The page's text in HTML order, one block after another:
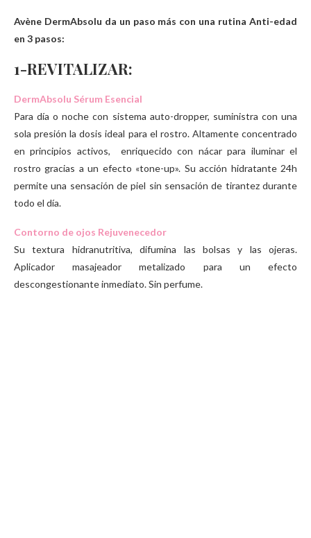
Avène DermAbsolu da un paso más con una rutina Anti-edad
en 3 pasos:
1-REVITALIZAR:
DermAbsolu Sérum Esencial
Para día o noche con sistema auto-dropper, suministra con una
sola presión la dosis ideal para el rostro. Altamente concentrado
en principios activos, enriquecido con nácar para iluminar el
rostro gracias a un efecto «tone-up». Su acción hidratante 24h
permite una sensación de piel sin sensación de tirantez durante
todo el día.
Contorno de ojos Rejuvenecedor
Su textura hidranutritiva, difumina las bolsas y las ojeras.
Aplicador masajeador metalizado para un efecto
descongestionante inmediato. Sin perfume.